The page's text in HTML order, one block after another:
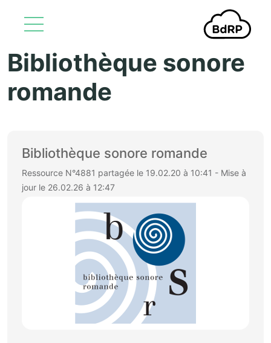
Aller au contenu principal
Bibliothèque sonore
romande
Bibliothèque sonore romande
Ressource N°4881 partagée le 19.02.20 à 10:41 - Mise à
jour le 26.02.26 à 12:47